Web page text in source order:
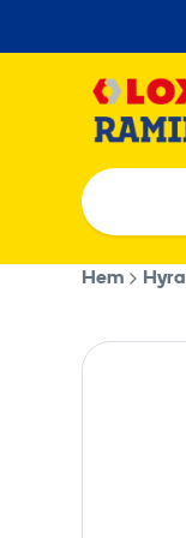
till
Hem Hyra